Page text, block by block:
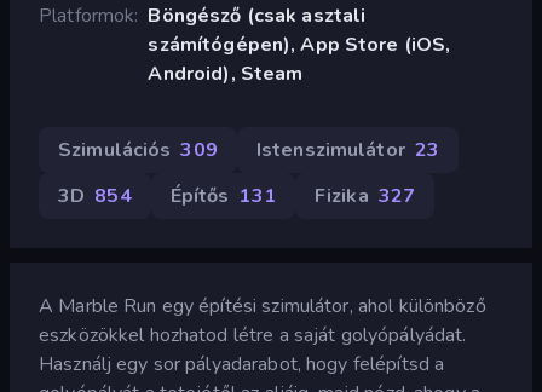
Platformok Böngésző (csak asztali
számítógépen), App Store (iOS,
Android), Steam
Szimulációs 309 Istenszimulátor 23
3D 854 Építős 131 Fizika 327
A Marble Run egy építési szimulátor, ahol különböző
eszközökkel hozhatod létre a saját golyópályádat.
Használj egy sor pályadarabot, hogy felépítsd a